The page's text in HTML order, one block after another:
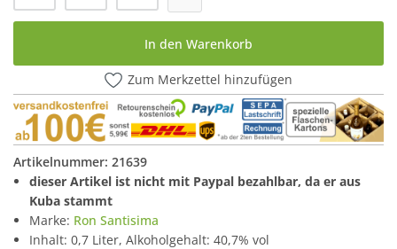
In den Warenkorb
Zum Merkzettel hinzufügen
Artikelnummer: 21639
dieser Artikel ist nicht mit Paypal bezahlbar, da er aus
Kuba stammt
Marke: Ron Santisima
Inhalt: 0,7 Liter, Alkoholgehalt: 40,7% vol